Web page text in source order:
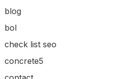
blog
bol
check list seo
concrete5